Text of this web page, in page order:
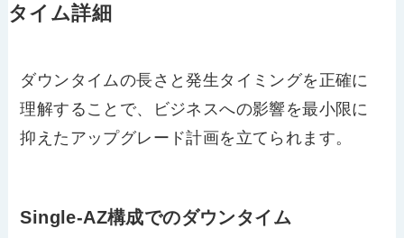
タイム詳細
ダウンタイムの長さと発生タイミングを正確に
理解することで、ビジネスへの影響を最小限に
抑えたアップグレード計画を立てられます。
Single-AZ構成でのダウンタイム